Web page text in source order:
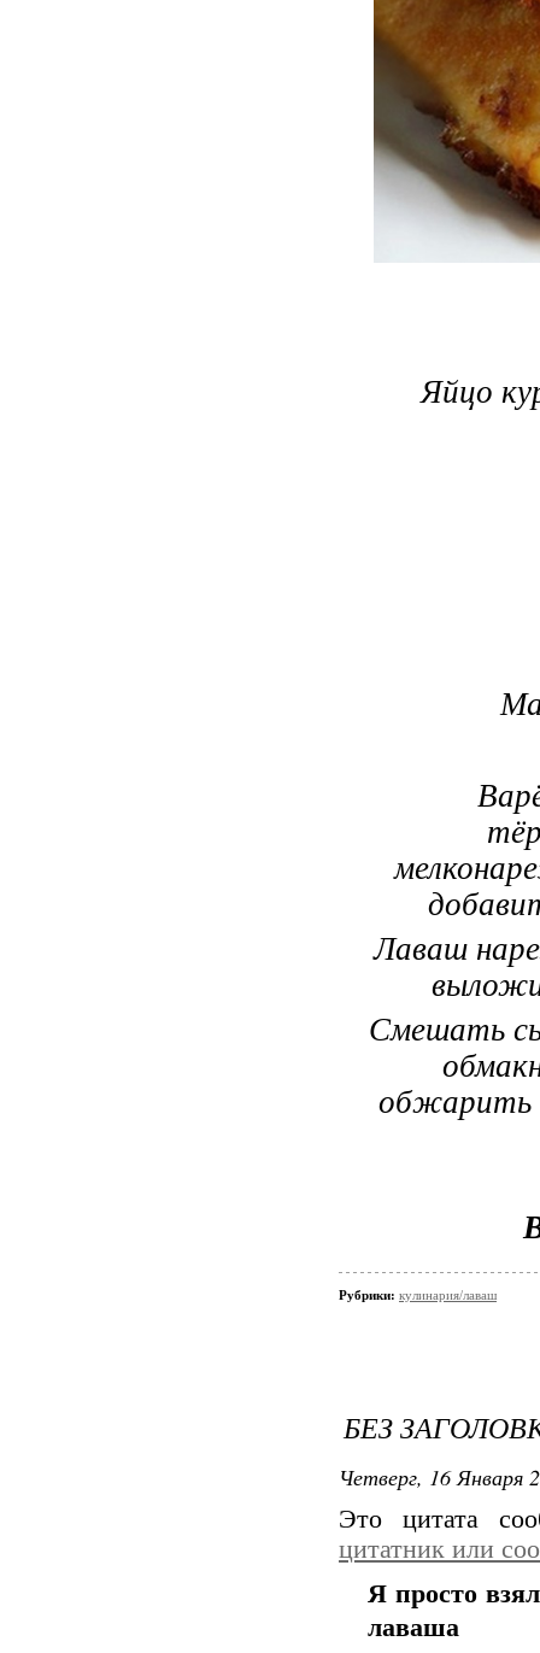
Яйцо
Лаваш
Смешать
обжарить
Рубрики: кулинария/лаваш
БЕЗ
Четверг, 16 Января
Это цитата
цитатник или
Я просто
лаваша